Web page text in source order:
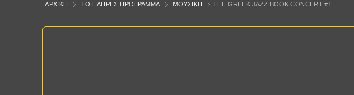
ΑΡΧΙΚΉ ΤΟ ΠΛΉΡΕΣ ΠΡΌΓΡΑΜΜΑ ΜΟΥΣΙΚΉ THE GREEK JAZZ BOOK CONCERT #1